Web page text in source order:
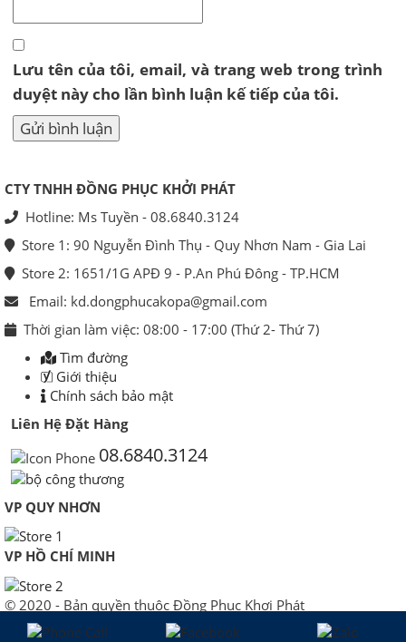
Lưu tên của tôi, email, và trang web trong trình
duyệt này cho lần bình luận kế tiếp của tôi.
CTY TNHH ĐỒNG PHỤC KHỞI PHÁT
Hotline: Ms Tuyền - 08.6840.3124
Store 1: 90 Nguyễn Đình Thụ - Quy Nhơn Nam - Gia Lai
Store 2: 1651/1G APĐ 9 - P.An Phú Đông - TP.HCM
Email: kd.dongphucakopa@gmail.com
Thời gian làm việc: 08:00 - 17:00 (Thứ 2- Thứ 7)
Tìm đường
Giới thiệu
Chính sách bảo mật
Liên Hệ Đặt Hàng
08.6840.3124
VP QUY NHƠN
VP HỒ CHÍ MINH
© 2020 - Bản quyền thuộc Đồng Phục Khơi Phát
Giấy chứng nhận Đăng ký Kinh doanh số 0106293853 do Sở